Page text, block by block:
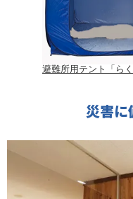
避難所用テント「ら
災害に